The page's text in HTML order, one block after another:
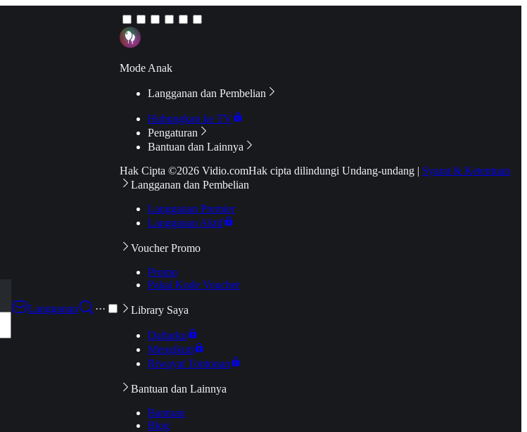
Langganan
···
Mode Anak
Langganan dan Pembelian
Hubungkan ke TV
Pengaturan
Bantuan dan Lainnya
Hak Cipta ©2026 Vidio.comHak cipta dilindungi Undang-undang | Syarat & Ketentuan
Langganan dan Pembelian
Langganan Premier
Langganan Aktif
Voucher Promo
Promo
Pakai Kode Voucher
Library Saya
Daftarku
Mengikuti
Riwayat Tontonan
Bantuan dan Lainnya
Bantuan
Blog